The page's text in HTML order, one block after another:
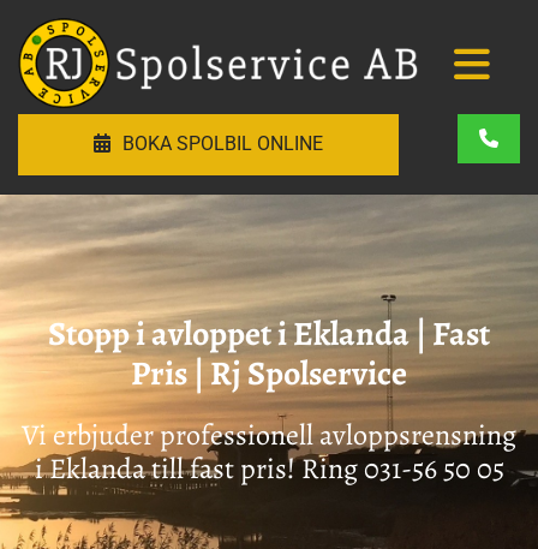
BOKA SPOLBIL ONLINE
Stopp i avloppet i Eklanda | Fast
Pris | Rj Spolservice
Vi erbjuder professionell avloppsrensning
i Eklanda till fast pris! Ring031-56 50 05